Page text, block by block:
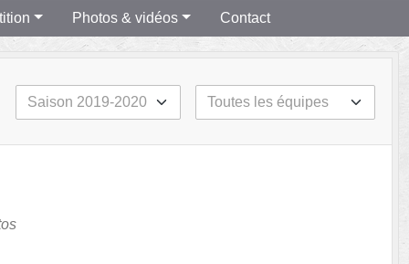
Photos & vidéos Contact